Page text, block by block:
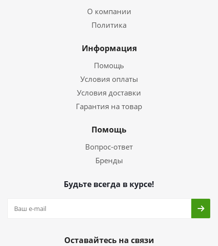
О компании
Политика
Информация
Помощь
Условия оплаты
Условия доставки
Гарантия на товар
Помощь
Вопрос-ответ
Бренды
Будьте всегда в курсе!
Оставайтесь на связи